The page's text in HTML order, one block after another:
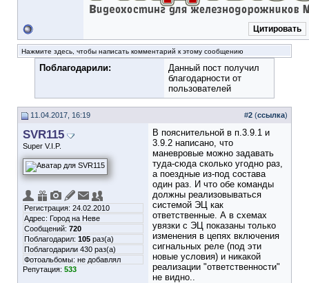
Цитировать
Нажмите здесь, чтобы написать комментарий к этому сообщению
Поблагодарили:
Данный пост получил
благодарности от
пользователей
11.04.2017, 16:19 #2 (ссылка)
SVR115
Super V.I.P.
Регистрация: 24.02.2010
Адрес: Город на Неве
Сообщений: 720
Поблагодарил: 105 раз(а)
Поблагодарили 430 раз(а)
Фотоальбомы: не добавлял
Репутация: 533
В пояснительной в п.3.9.1 и
3.9.2 написано, что
маневровые можно задавать
туда-сюда сколько угодно раз,
а поездные из-под состава
один раз. И что обе команды
должны реализовываться
системой ЭЦ как
ответственные. А в схемах
увязки с ЭЦ показаны только
изменения в цепях включения
сигнальных реле (под эти
новые условия) и никакой
реализации "ответственности"
не видно..